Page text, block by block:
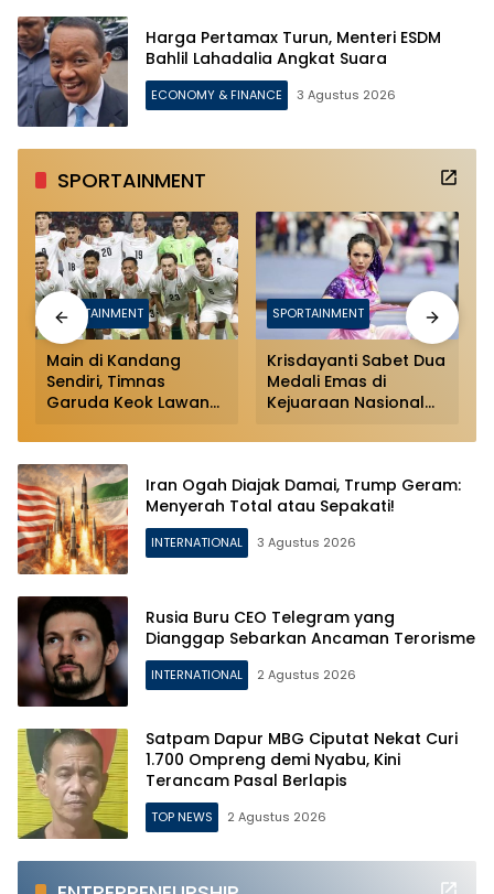
Harga Pertamax Turun, Menteri ESDM
Bahlil Lahadalia Angkat Suara
ECONOMY & FINANCE 3 Agustus 2026
SPORTAINMENT
SPORTAINMENT
Main di Kandang
Sendiri, Timnas
Garuda Keok Lawan
SPORTAINMENT
Krisdayanti Sabet Dua
Medali Emas di
Kejuaraan Nasional
Iran Ogah Diajak Damai, Trump Geram:
Menyerah Total atau Sepakati!
INTERNATIONAL 3 Agustus 2026
Rusia Buru CEO Telegram yang
Dianggap Sebarkan Ancaman Terorisme
INTERNATIONAL 2 Agustus 2026
Satpam Dapur MBG Ciputat Nekat Curi
1.700 Ompreng demi Nyabu, Kini
Terancam Pasal Berlapis
TOP NEWS 2 Agustus 2026